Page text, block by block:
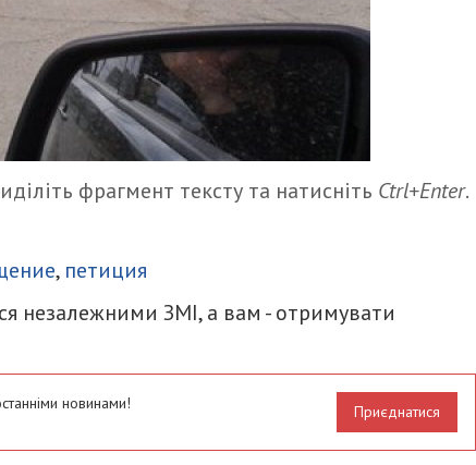
фрагмент тексту та натисніть Ctrl+Enter.
, петиция
незалежними ЗМІ, а вам - отримувати
новинами! Приєднатися